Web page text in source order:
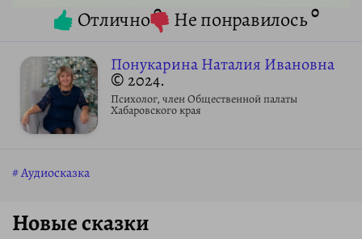
Отлично0 Не понравилось0
Понукарина Наталия Ивановна
© 2024.
Психолог, член Общественной палаты
Хабаровского края
Аудиосказка
Новые сказки